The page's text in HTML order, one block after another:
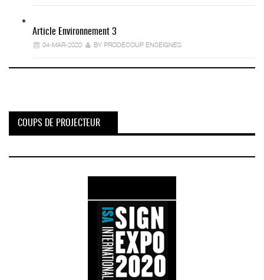
Article Environnement 3
04-MAR-2020 BY PRODECOUP ENSEIGNES
COUPS DE PROJECTEUR